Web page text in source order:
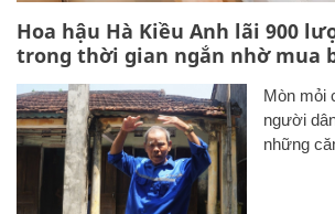
Hoa hậu Hà Kiều Anh lãi 900
trong thời gian ngắn nhờ mua
Mòn mỏi
người
những